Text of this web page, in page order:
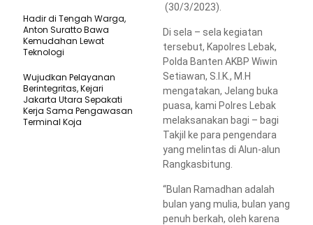
(30/3/2023).
Di sela – sela kegiatan
tersebut, Kapolres Lebak,
Polda Banten AKBP Wiwin
Setiawan, S.I.K., M.H
mengatakan, Jelang buka
puasa, kami Polres Lebak
melaksanakan bagi – bagi
Takjil ke para pengendara
yang melintas di Alun-alun
Rangkasbitung.
“Bulan Ramadhan adalah
bulan yang mulia, bulan yang
penuh berkah, oleh karena
Hadir di Tengah Warga,
Anton Suratto Bawa
Kemudahan Lewat
Teknologi ​
Wujudkan Pelayanan
Berintegritas, Kejari
Jakarta Utara Sepakati
Kerja Sama Pengawasan
Terminal Koja